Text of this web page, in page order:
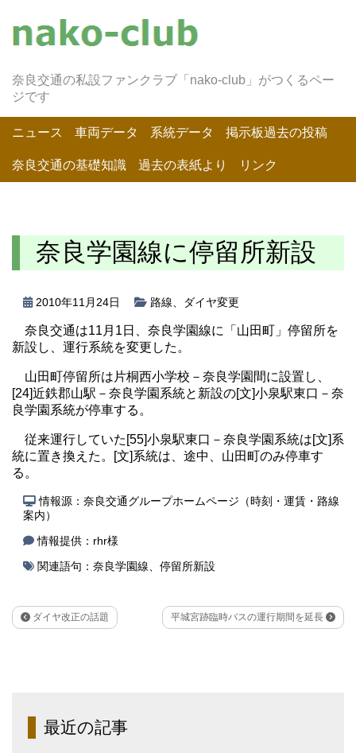
奈良交通の私設ファンクラブ「nako-club」がつくるペー
ジです
ニュース 車両データ 系統データ 掲示板過去の投稿
奈良交通の基礎知識 過去の表紙より リンク
奈良学園線に停留所新設
2010年11月24日 路線 ダイヤ変更
奈良交通は11月1日、奈良学園線に「山田町」停留所を
新設し、運行系統を変更した。
山田町停留所は片桐西小学校－奈良学園間に設置し、
[24]近鉄郡山駅－奈良学園系統と新設の[文]小泉駅東口－奈
良学園系統が停車する。
従来運行していた[55]小泉駅東口－奈良学園系統は[文]系
統に置き換えた。[文]系統は、途中、山田町のみ停車す
る。
情報源：奈良交通グループホームページ（時刻・運賃・路線
案内）
情報提供：rhr様
関連語句： 奈良学園線 停留所新設
ダイヤ改正の話題 平城宮跡臨時バスの運行期間を延長
最近の記事